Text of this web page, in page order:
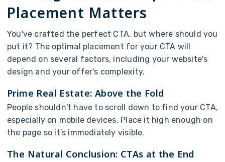
Placement Matters
You've crafted the perfect CTA, but where shou d you
put it? The optima p acement for your CTA wi
d epend on severa factors, inc ud ing your website's
d esign and your offer's comp exity.
Prime Real Estate: Above the Fold
People shouldn't have to scroll down to find your CTA,
especially on mobile devices. Place it high enough on
the page so it's immediately visible.
The Natural Conclusion: CTAs at the End